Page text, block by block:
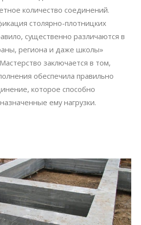
количество соединений.
столярно-плотницких
существенно различаются в
региона и даже школы»
заключается в том,
обеспечила правильно
которое способно
ему нагрузки.